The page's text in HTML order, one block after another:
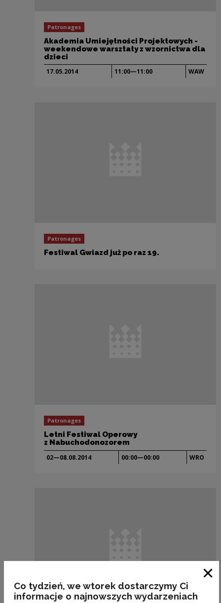
Patronages
Akademia Umiejętności Projektowych -
weekendowe warsztaty z wzornictwa dla
dzieci
17.05.2014 11:00—11:00 WAW
Patronages
Festiwal Gwiazd już po raz 19.
Patronages
Letni Festiwal Operowy
z Nabuchodonozorem
02—08.08.2014 00:00—00:00 WRO
Co tydzień, we wtorek dostarczymy Ci
informacje o najnowszych wydarzeniach